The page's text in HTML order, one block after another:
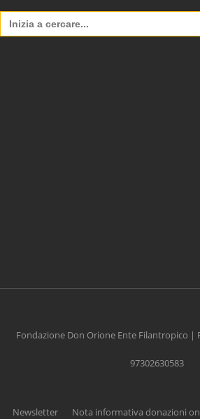
Search
for:
Fondazione Don Orione Ente Filantropico |
97302630583
Newsletter Nota informativa donazioni